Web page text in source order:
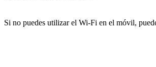
Si no puedes utilizar el Wi-Fi en el móvil,